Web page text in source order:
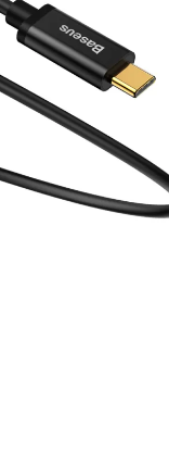
BASEUS
Yiven
CAM01-
USB-
C/Audio